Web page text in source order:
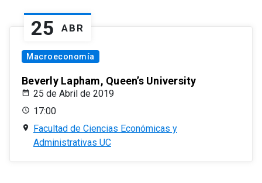
25 ABR
Macroeconomía
Beverly Lapham, Queen’s University
25 de Abril de 2019
17:00
Facultad de Ciencias Económicas y
Administrativas UC